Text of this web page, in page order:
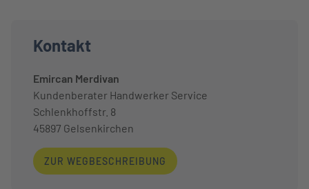
Kontakt
Emircan Merdivan
Kundenberater Handwerker Service
Schlenkhoffstr. 8
45897 Gelsenkirchen
ZUR WEGBESCHREIBUNG